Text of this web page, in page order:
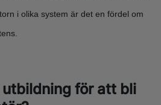
i olika system är det en fördel om
utbildning för att bli